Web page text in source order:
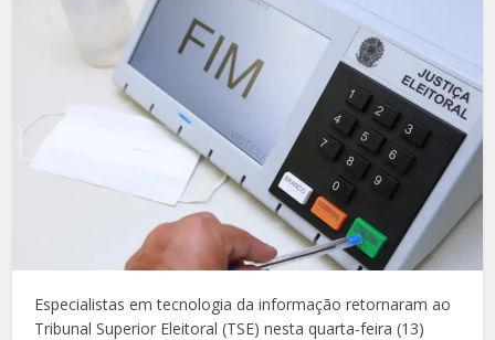
Especialistas em tecnologia da informação retornaram ao
Tribunal Superior Eleitoral (TSE) nesta quarta-feira (13)